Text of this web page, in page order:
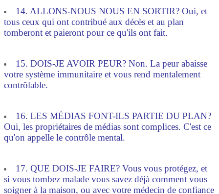
14. ALLONS-NOUS NOUS EN SORTIR? Oui, et
tous ceux qui ont contribué aux décès et au plan
tomberont et paieront pour ce qu'ils ont fait.
15. DOIS-JE AVOIR PEUR? Non. La peur abaisse
votre système immunitaire et vous rend mentalement
contrôlable.
16. LES MÉDIAS FONT-ILS PARTIE DU PLAN?
Oui, les propriétaires de médias sont complices. C'est ce
qu'on appelle le contrôle mental.
17. QUE DOIS-JE FAIRE? Vous vous protégez, et
si vous tombez malade vous savez déjà comment vous
soigner à la maison, ou avec votre médecin de confiance